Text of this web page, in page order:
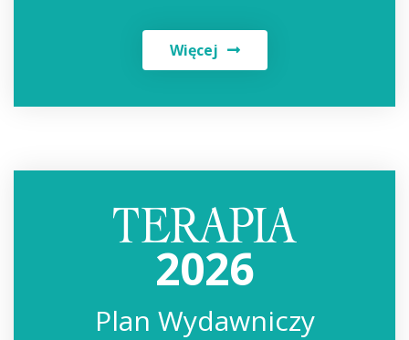
Więcej
2026
Plan Wydawniczy